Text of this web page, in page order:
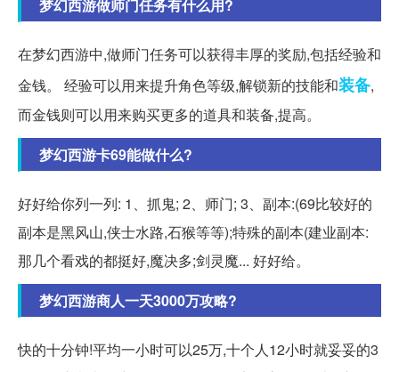
梦幻西游做师门任务有什么用?
在梦幻西游中,做师门任务可以获得丰厚的奖励,包括经验和
金钱。 经验可以用来提升角色等级,解锁新的技能和装备,
而金钱则可以用来购买更多的道具和装备,提高。
梦幻西游卡69能做什么?
好好给你列一列: 1、抓鬼; 2、师门; 3、副本:(69比较好的
副本是黑风山,侠士水路,石猴等等);特殊的副本(建业副本:
那几个看戏的都挺好,魔决多;剑灵魔... 好好给。
梦幻西游商人一天3000万攻略?
快的十分钟!平均一小时可以25万,十个人12小时就妥妥的3